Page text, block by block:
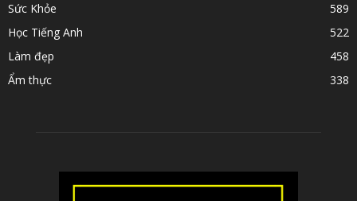
Sức Khỏe
589
Học Tiếng Anh
522
Làm đẹp
458
Ẩm thực
338